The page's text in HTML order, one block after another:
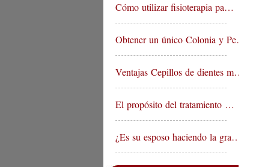
Cómo utilizar fisioterapia pa…
Obtener un único Colonia y Pe…
Ventajas Cepillos de dientes m…
El propósito del tratamiento …
¿Es su esposo haciendo la gra…